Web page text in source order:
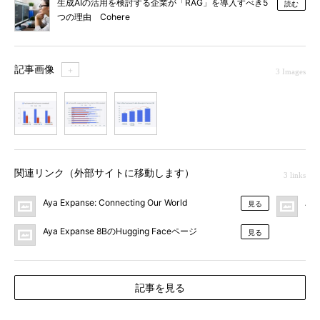
生成AIの活用を検討する企業が「RAG」を導入すべき5
つの理由 Cohere
読む
記事画像 ＋ 3 Images
関連リンク（外部サイトに移動します） 3 links
Aya Expanse: Connecting Our World 見る
Aya Expanse 8BのHugging Faceページ 見る
記事を見る